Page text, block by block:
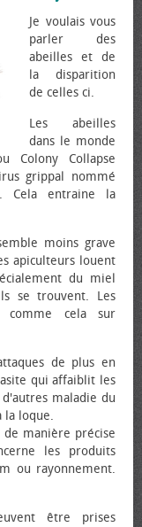
Je voulais vous
parler des
abeilles et de
la disparition
de celles ci.
Les abeilles
dans le monde
Colony Collapse
grippal nommé
Cela entraine la
moins grave
apiculteurs louent
du miel
se trouvent. Les
comme cela sur
de plus en
qui affaiblit les
maladie du
la loque.
manière précise
les produits
ou rayonnement.
être prises